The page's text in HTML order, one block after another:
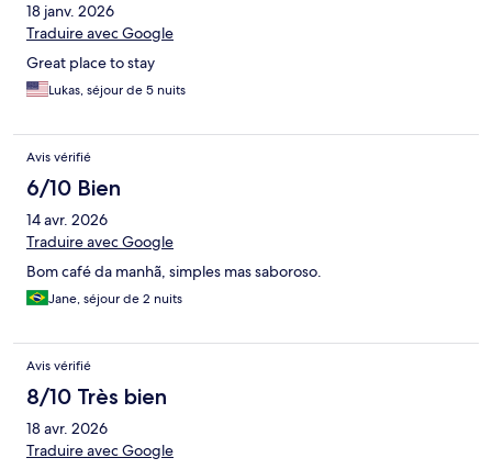
18 janv. 2026
Traduire avec Google
Great place to stay
Lukas, séjour de 5 nuits
Avis vérifié
6/10 Bien
14 avr. 2026
Traduire avec Google
Bom café da manhã, simples mas saboroso.
Jane, séjour de 2 nuits
Avis vérifié
8/10 Très bien
18 avr. 2026
Traduire avec Google